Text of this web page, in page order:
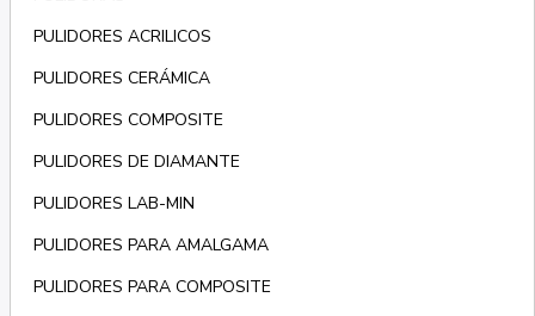
PULIDORES ACRILICOS
PULIDORES CERÁMICA
PULIDORES COMPOSITE
PULIDORES DE DIAMANTE
PULIDORES LAB-MIN
PULIDORES PARA AMALGAMA
PULIDORES PARA COMPOSITE